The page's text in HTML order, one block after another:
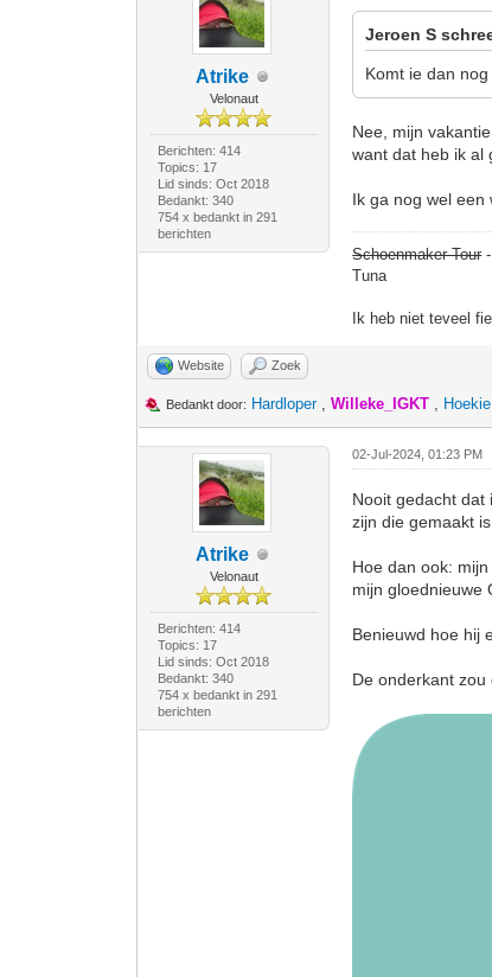
Atrike
Velonaut
Berichten: 414
Topics: 17
Lid sinds: Oct 2018
Bedankt: 340
754 x bedankt in 291
berichten
Jeroen S
Komt ie dan
Nee, mijn
want dat heb ik al
Ik ga nog wel een
Schoenmaker Tour
Tuna
Ik heb niet teveel
Website Zoek
Bedankt door: Hardloper,Willeke_IGKT , Hoekie
Atrike
Velonaut
Berichten: 414
Topics: 17
Lid sinds: Oct 2018
Bedankt: 340
754 x bedankt in 291
berichten
02-Jul-2024, 01:23 PM
Nooit gedacht dat
zijn die gemaakt
Hoe dan ook:
mijn gloednieuwe
Benieuwd hoe hij
De onderkant